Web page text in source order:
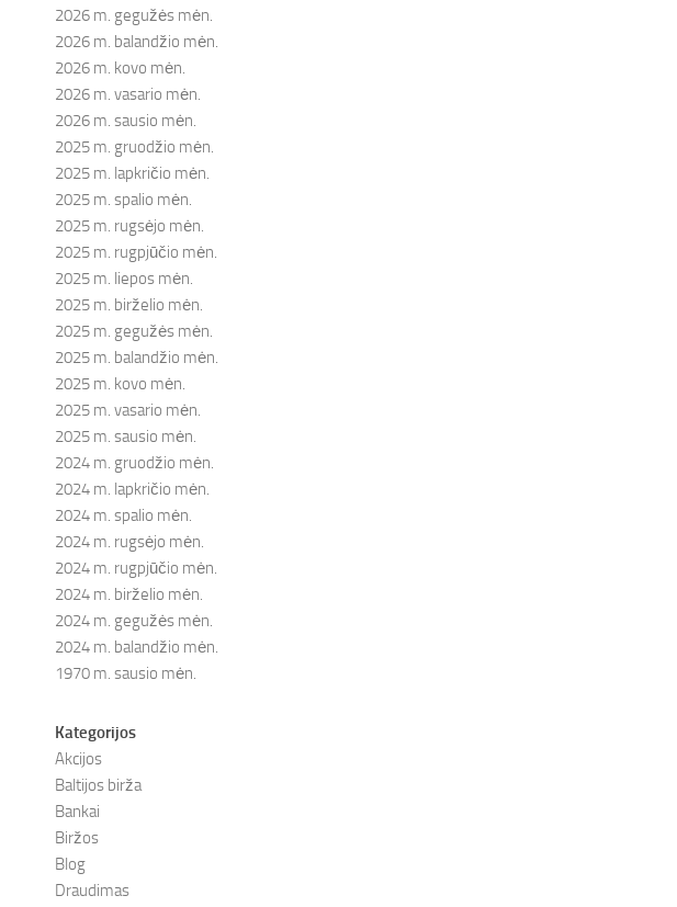
2026 m. gegužės mėn.
2026 m. balandžio mėn.
2026 m. kovo mėn.
2026 m. vasario mėn.
2026 m. sausio mėn.
2025 m. gruodžio mėn.
2025 m. lapkričio mėn.
2025 m. spalio mėn.
2025 m. rugsėjo mėn.
2025 m. rugpjūčio mėn.
2025 m. liepos mėn.
2025 m. birželio mėn.
2025 m. gegužės mėn.
2025 m. balandžio mėn.
2025 m. kovo mėn.
2025 m. vasario mėn.
2025 m. sausio mėn.
2024 m. gruodžio mėn.
2024 m. lapkričio mėn.
2024 m. spalio mėn.
2024 m. rugsėjo mėn.
2024 m. rugpjūčio mėn.
2024 m. birželio mėn.
2024 m. gegužės mėn.
2024 m. balandžio mėn.
1970 m. sausio mėn.
Kategorijos
Akcijos
Baltijos birža
Bankai
Biržos
Blog
Draudimas